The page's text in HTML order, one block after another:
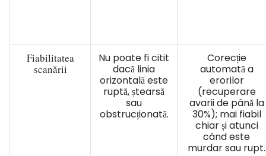
Fiabilitatea
scanării
Nu poate fi citit
dacă linia
orizontală este
ruptă, ștearsă
sau
obstrucționată.
Corecție
automată a
erorilor
(recuperare
avarii de până la
30%); mai fiabil
chiar și atunci
când este
murdar sau rupt.